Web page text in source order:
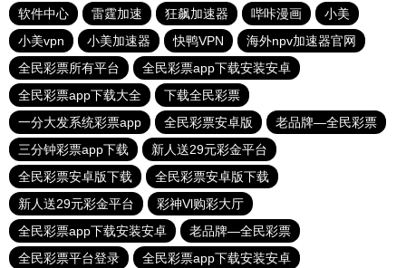
软件中心
雷霆加速 狂飙加速器 哔咔漫画
小美
小美vpn
小美加速器 快鸭VPN
海外npv加速器官网
全民彩票所有平台
全民彩票app下载安装安卓
全民彩票app下载大全
下载全民彩票
一分大发系统彩票app
全民彩票安卓版
老品牌—全民彩票
三分钟彩票app下载
新人送29元彩金平台
全民彩票安卓版下载
全民彩票安卓版下载
新人送29元彩金平台
彩神Vl购彩大厅
全民彩票app下载安装安卓
老品牌—全民彩票
全民彩票平台登录
全民彩票app下载安装安卓